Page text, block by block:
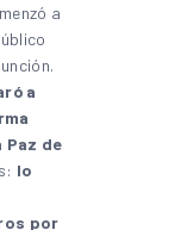
a
a
de
lo
por